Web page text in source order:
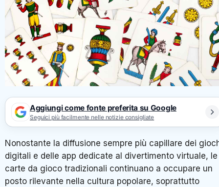
Aggiungi come fonte preferita su Google
Seguici più facilmente nelle notizie consigliate
Nonostante la diffusione sempre più capillare dei
digitali e delle app dedicate al divertimento virtuale, le
carte da gioco tradizionali continuano a occupare un
posto rilevante nella cultura popolare, soprattutto